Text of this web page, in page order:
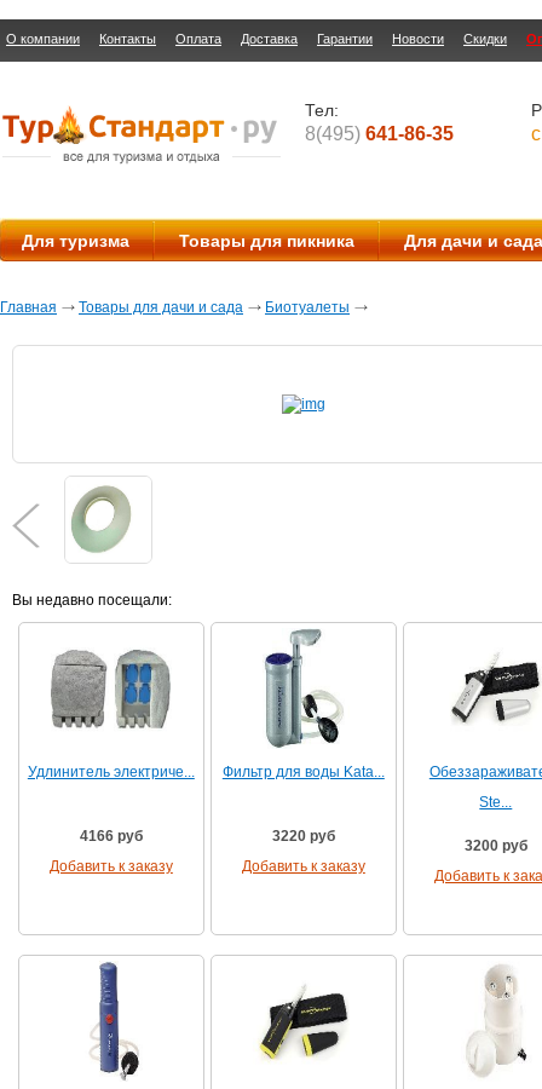
О компании Контакты Оплата Доставка Гарантии Новости Скидки
Тел:
8(495) 641-86-35
Для туризма Товары для пикника Для дачи и сада
Главная Товары для дачи и сада Биотуалеты
Вы недавно посещали:
Удлинитель электриче...
4166 руб
Добавить к заказу
Фильтр для воды Kata...
3220 руб
Добавить к заказу
Ste...
3200 руб
Добавить к